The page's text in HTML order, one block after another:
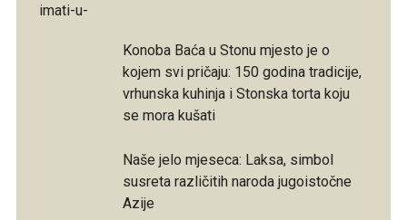
Konoba Baća u Stonu mjesto je o
kojem svi pričaju: 150 godina tradicije,
vrhunska kuhinja i Stonska torta koju
se mora kušati
Naše jelo mjeseca: Laksa, simbol
susreta različitih naroda jugoistočne
Azije